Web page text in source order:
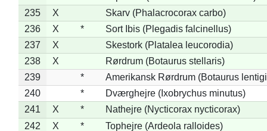
235
X
Skarv (Phalacrocorax carbo)
236
X *
Sort Ibis (Plegadis falcinellus)
237
X
Skestork (Platalea leucorodia)
238
X
Rørdrum (Botaurus stellaris)
239
*
Amerikansk Rørdrum (Botaurus
240
*
Dværghejre (Ixobrychus minutus)
241
X *
Nathejre (Nycticorax nycticorax)
242
X *
Tophejre (Ardeola ralloides)